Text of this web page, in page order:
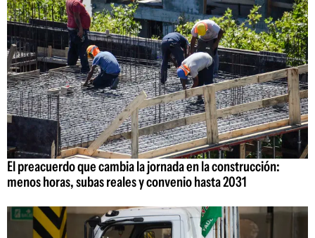
El preacuerdo que cambia la jornada en la construcción:
menos horas, subas reales y convenio hasta 2031